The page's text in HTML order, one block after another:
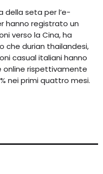
della seta per l’e-
hanno registrato un
verso la Cina, ha
che durian thailandesi,
casual italiani hanno
rispettivamente
nei primi quattro mesi.